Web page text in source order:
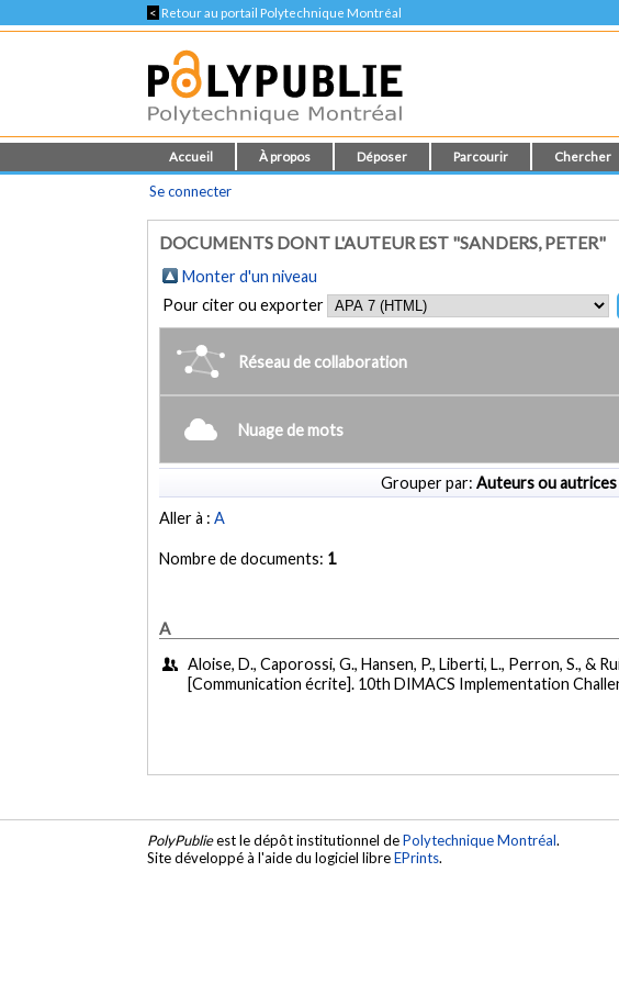
< Retour au portail Polytechnique Montréal
Accueil À propos Déposer Parcourir Chercher
Se connecter
DOCUMENTS DONT L'AUTEUR EST "SANDERS, PETER"
Monter d'un niveau
Pour citer ou exporter
Réseau de collaboration
Nuage de mots
Grouper par: Auteurs ou autrices
Aller à :A
Nombre de documents: 1
A
Aloise, D., Caporossi, G., Hansen, P., Liberti, L., Perron, S., &
[Communication écrite]. 10th DIMACS Implementation
PolyPublieest le dépôt institutionnel dePolytechnique Montréal.
Site développé à l'aide du logiciel libreEPrints.